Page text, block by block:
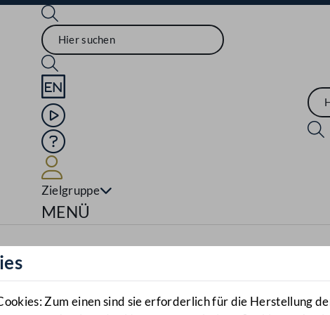
Sprache English
Mediathek
Hilfe
Zielgruppe
Navigationsmenü öffnen
MENÜ
Zum einen sind sie erforderlich für die Herstellung